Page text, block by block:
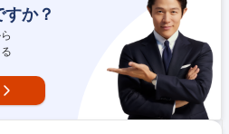
況に応じて変動あり）。 募集職種
業月10h程/年休127日/在宅勤務有◆
すか？